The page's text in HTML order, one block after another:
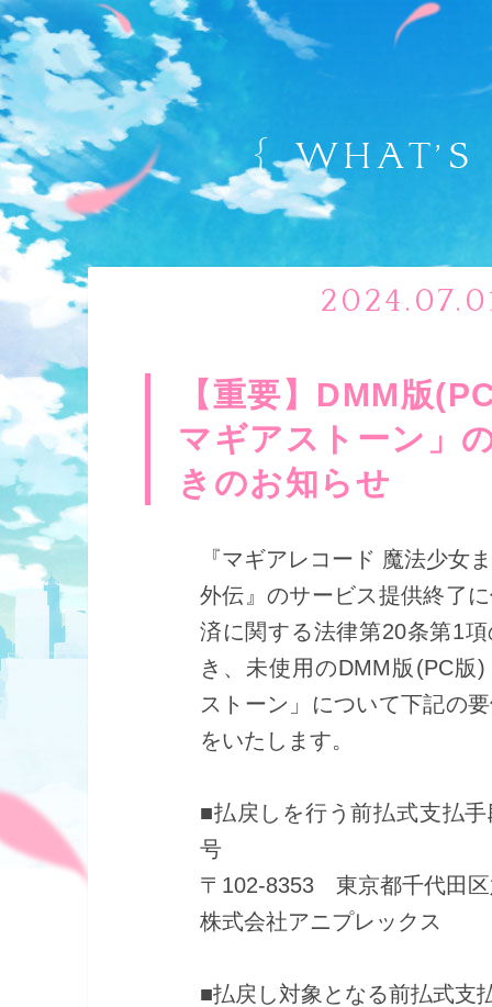
【重要】DMM版
マギアストーン」
きのお知らせ
『マギアレコード 魔法少女
外伝』のサービス提供終了
済に関する法律第20条第1
き、未使用のDMM版(PC版
ストーン」について下記の
をいたします。
■払戻しを行う前払式支払
号
〒102-8353 東京都千代田
株式会社アニプレックス
■払戻し対象となる前払式支